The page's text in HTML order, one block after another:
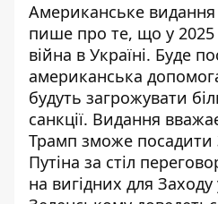
Американське
пише про те, що у 2025
війна в Україні. Буде
американська
будуть загрожувати
санкції. Видання
Трамп зможе посадити
Путіна за стіл
на вигідних для